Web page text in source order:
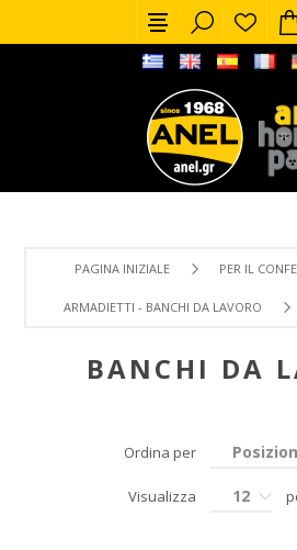
PAGINA INIZIALE PER IL
ARMADIETTI - BANCHI DA LAVORO
BANCHI DA
Ordina per
Visualizza 12